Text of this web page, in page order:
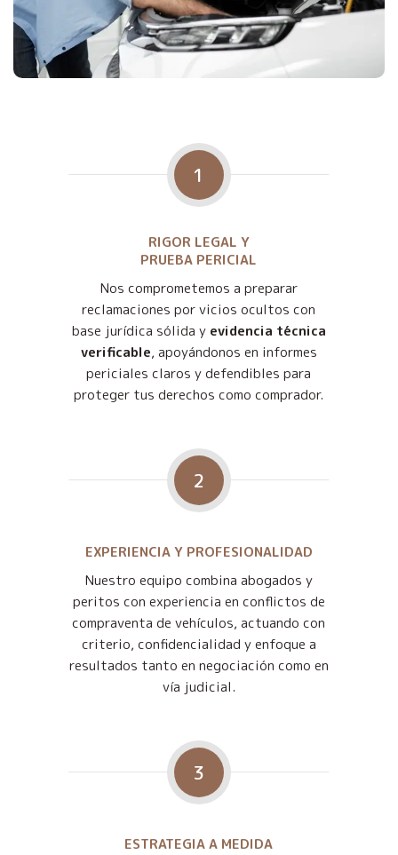
1
RIGOR LEGAL Y
PRUEBA PERICIAL
Nos comprometemos a preparar
reclamaciones por vicios ocultos con
base jurídica sólida y evidencia técnica
verificable, apoyándonos en informes
periciales claros y defendibles para
proteger tus derechos como comprador.
2
EXPERIENCIA Y PROFESIONALIDAD
Nuestro equipo combina abogados y
peritos con experiencia en conflictos de
compraventa de vehículos, actuando con
criterio, confidencialidad y enfoque a
resultados tanto en negociación como en
vía judicial.
3
ESTRATEGIA A MEDIDA